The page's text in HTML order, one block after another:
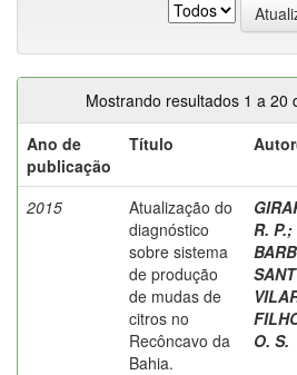
Mostrando resultados 1 a 20
Ano de
publicação
Título
2015
Atualização do
diagnóstico
sobre sistema
de produção
de mudas de
citros no
Recôncavo da
Bahia.
R. P.;
O. S.